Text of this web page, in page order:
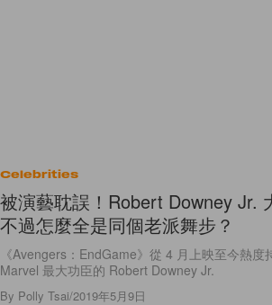
Celebrities
被演藝耽誤！Robert Downey Jr.
不過怎麼全是同個老派舞步？
《Avengers：EndGame》從 4 月上映至今熱度
Marvel 最大功臣的 Robert Downey Jr.
By Polly Tsai/2019年5月9日